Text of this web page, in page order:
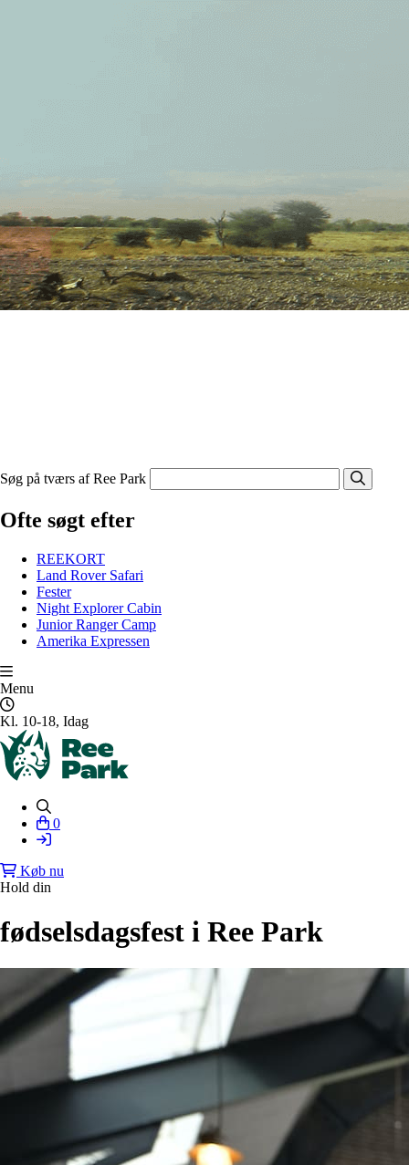
Søg på tværs af Ree Park
Ofte søgt efter
REEKORT
Land Rover Safari
Fester
Night Explorer Cabin
Junior Ranger Camp
Amerika Expressen
Menu
Kl. 10-18, Idag
0
Køb nu
Hold din
fødselsdagsfest i Ree Park